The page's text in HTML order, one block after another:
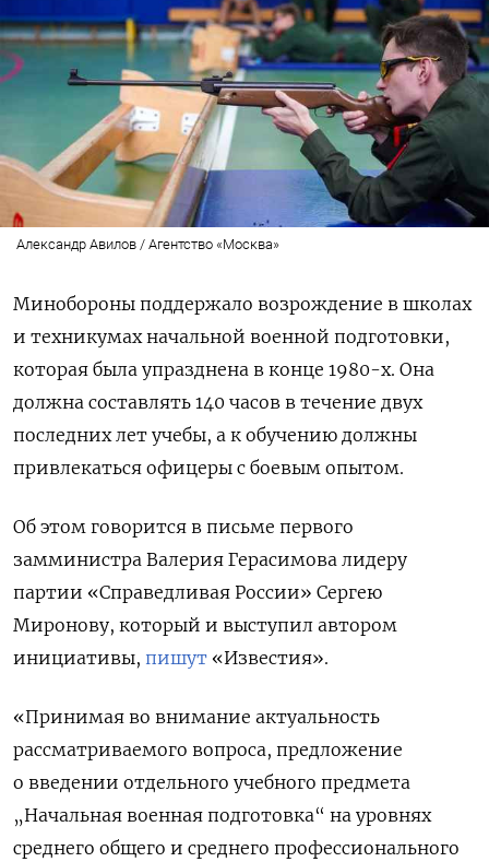
Александр Авилов / Агентство «Москва»
Минобороны поддержало возрождение в школах
и техникумах начальной военной подготовки,
которая была упразднена в конце 1980-х. Она
должна составлять 140 часов в течение двух
последних лет учебы, а к обучению должны
привлекаться офицеры с боевым опытом.
Об этом говорится в письме первого
замминистра Валерия Герасимова лидеру
партии «Справедливая России» Сергею
Миронову, который и выступил автором
инициативы, пишут «Известия».
«Принимая во внимание актуальность
рассматриваемого вопроса, предложение
о введении отдельного учебного предмета
„Начальная военная подготовка“ на уровнях
среднего общего и среднего профессионального